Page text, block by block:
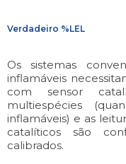
Verdadeiro %LEL
Os sistemas
inflamáveis
com sensor
multiespécies
inflamáveis) e as
catalíticos são
calibrados.